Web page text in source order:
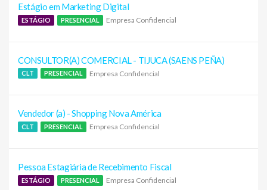
Estágio em Marketing Digital
ESTÁGIO PRESENCIAL Empresa Confidencial
CONSULTOR(A) COMERCIAL - TIJUCA (SAENS PEÑA)
CLT PRESENCIAL Empresa Confidencial
Vendedor (a) - Shopping Nova América
CLT PRESENCIAL Empresa Confidencial
Pessoa Estagiária de Recebimento Fiscal
ESTÁGIO PRESENCIAL Empresa Confidencial